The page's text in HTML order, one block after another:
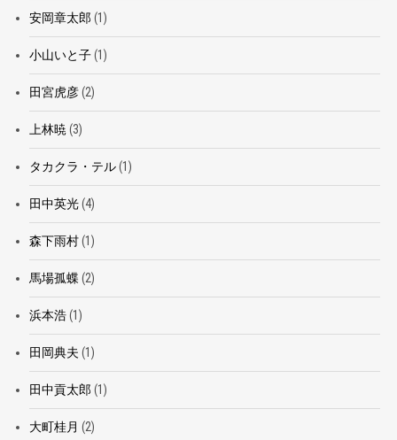
安岡章太郎 (1)
小山いと子(1)
田宮虎彦(2)
上林暁 (3)
タカクラ・テル(1)
田中英光(4)
森下雨村(1)
馬場孤蝶 (2)
浜本浩(1)
田岡典夫 (1)
田中貢太郎 (1)
大町桂月 (2)